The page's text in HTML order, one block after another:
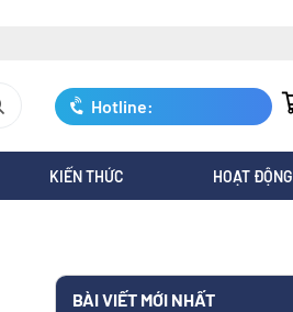
Hotline:
0247.3088.845
KIẾN THỨC HOẠT ĐỘNG
BÀI VIẾT MỚI NHẤT